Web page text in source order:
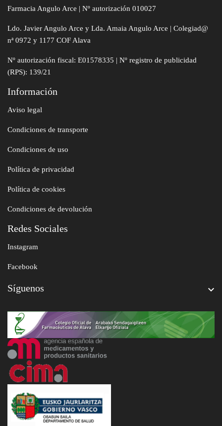
Farmacia Angulo Arce | Nº autorización 010027
Ldo. Javier Angulo Arce y Lda. Amaia Angulo Arce | Colegiad@
nª 0972 y 1177 COF Alava
Nº autorización fiscal: E01578335 | Nº registro de publicidad
(RPS): 139/21
Información
Aviso legal
Condiciones de transporte
Condiciones de uso
Política de privacidad
Política de cookies
Condiciones de devolución
Redes Sociales
Instagram
Facebook
Síguenos 